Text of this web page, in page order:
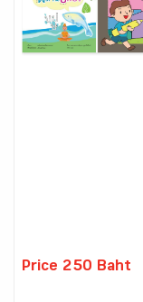
Price 250 Baht